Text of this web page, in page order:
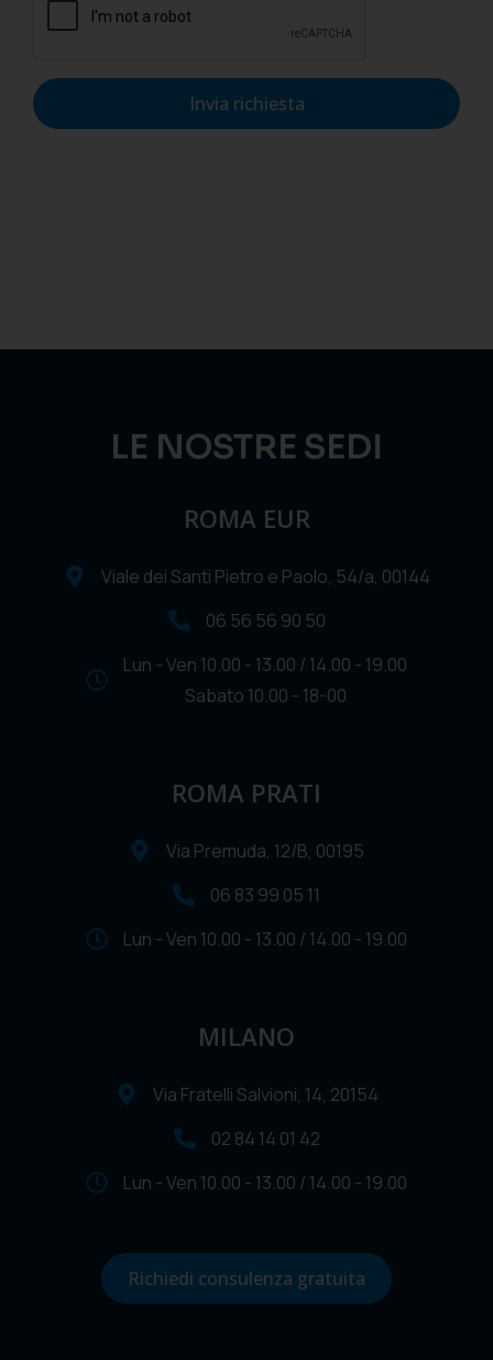
Invia richiesta
LE NOSTRE SEDI
ROMA EUR
Viale dei Santi Pietro e Paolo, 54/a, 00144
06 56 56 90 50
Lun - Ven 10.00 - 13.00 / 14.00 - 19.00
Sabato 10.00 - 18-00
ROMA PRATI
Via Premuda, 12/B, 00195
06 83 99 05 11
Lun - Ven 10.00 - 13.00 / 14.00 - 19.00
MILANO
Via Fratelli Salvioni, 14, 20154
02 84 14 01 42
Lun - Ven 10.00 - 13.00 / 14.00 - 19.00
Richiedi consulenza gratuita